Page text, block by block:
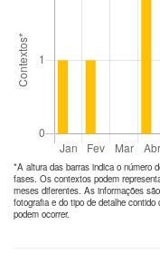
*A altura das barras indica o número
fases. Os contextos podem
meses diferentes. As informações
fotografia e do tipo de detalhe
podem ocorrer.